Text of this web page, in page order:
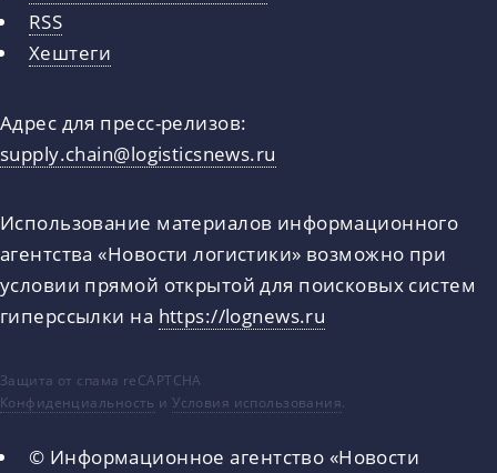
RSS
Хештеги
Адрес для пресс-релизов:
supply.chain@logisticsnews.ru
Использование материалов информационного
агентства «Новости логистики» возможно при
условии прямой открытой для поисковых систем
гиперссылки на https://lognews.ru
Защита от спама reCAPTCHA
Конфиденциальность иУсловия использования.
© Информационное агентство «Новости